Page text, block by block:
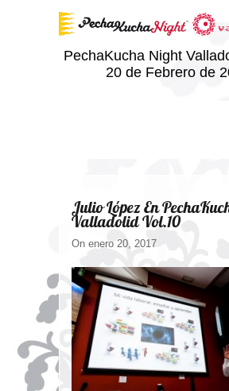
PechaKucha Night
20 de Febrero de
Julio López En
Valladolid Vol.10
On enero 20, 2017